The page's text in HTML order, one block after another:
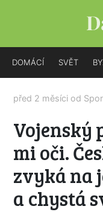
DOMÁCÍ SVĚT
před 2 měsíci od
Vojenský
mi oči.
zvyká na
a chystá